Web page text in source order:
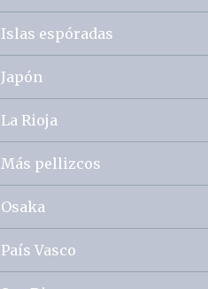
Islas espóradas
Japón
La Rioja
Más pellizcos
Osaka
País Vasco